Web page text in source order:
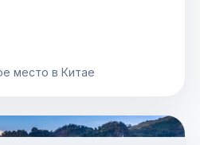
место в Китае